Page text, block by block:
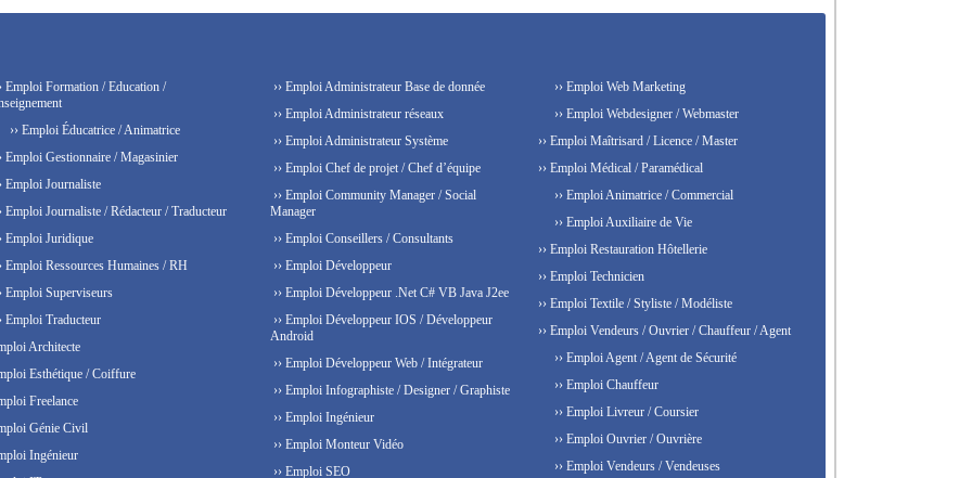
Emploi Formation / Education /
›› Emploi Éducatrice / Animatrice
Emploi Gestionnaire / Magasinier
Emploi Journaliste
Emploi Journaliste / Rédacteur / Traducteur
Emploi Juridique
Emploi Ressources Humaines / RH
Emploi Superviseurs
Emploi Traducteur
Architecte
Esthétique / Coiffure
Freelance
Génie Civil
Ingénieur
›› Emploi Administrateur Base de donnée
›› Emploi Administrateur réseaux
›› Emploi Administrateur Système
›› Emploi Chef de projet / Chef d’équipe
›› Emploi Community Manager / Social
Manager
›› Emploi Conseillers / Consultants
›› Emploi Développeur
›› Emploi Développeur .Net C# VB Java J2ee
›› Emploi Développeur IOS / Développeur
Android
›› Emploi Développeur Web / Intégrateur
›› Emploi Infographiste / Designer / Graphiste
›› Emploi Ingénieur
›› Emploi Monteur Vidéo
›› Emploi SEO
›› Emploi Web Marketing
›› Emploi Webdesigner / Webmaster
›› Emploi Maîtrisard / Licence / Master
›› Emploi Médical / Paramédical
›› Emploi Animatrice / Commercial
›› Emploi Auxiliaire de Vie
›› Emploi Restauration Hôtellerie
›› Emploi Technicien
›› Emploi Textile / Styliste / Modéliste
›› Emploi Vendeurs / Ouvrier / Chauffeur / Agent
›› Emploi Agent / Agent de Sécurité
›› Emploi Chauffeur
›› Emploi Livreur / Coursier
›› Emploi Ouvrier / Ouvrière
›› Emploi Vendeurs / Vendeuses